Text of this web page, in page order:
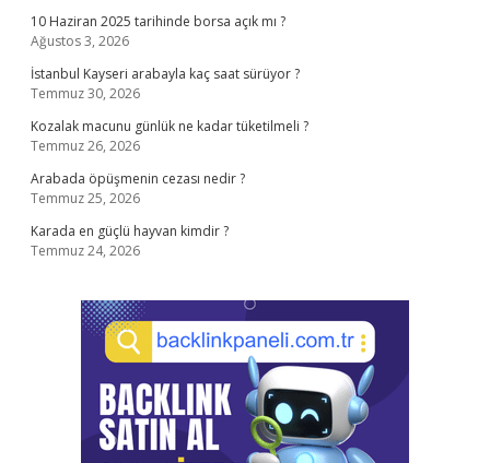
10 Haziran 2025 tarihinde borsa açık mı ?
Ağustos 3, 2026
İstanbul Kayseri arabayla kaç saat sürüyor ?
Temmuz 30, 2026
Kozalak macunu günlük ne kadar tüketilmeli ?
Temmuz 26, 2026
Arabada öpüşmenin cezası nedir ?
Temmuz 25, 2026
Karada en güçlü hayvan kimdir ?
Temmuz 24, 2026